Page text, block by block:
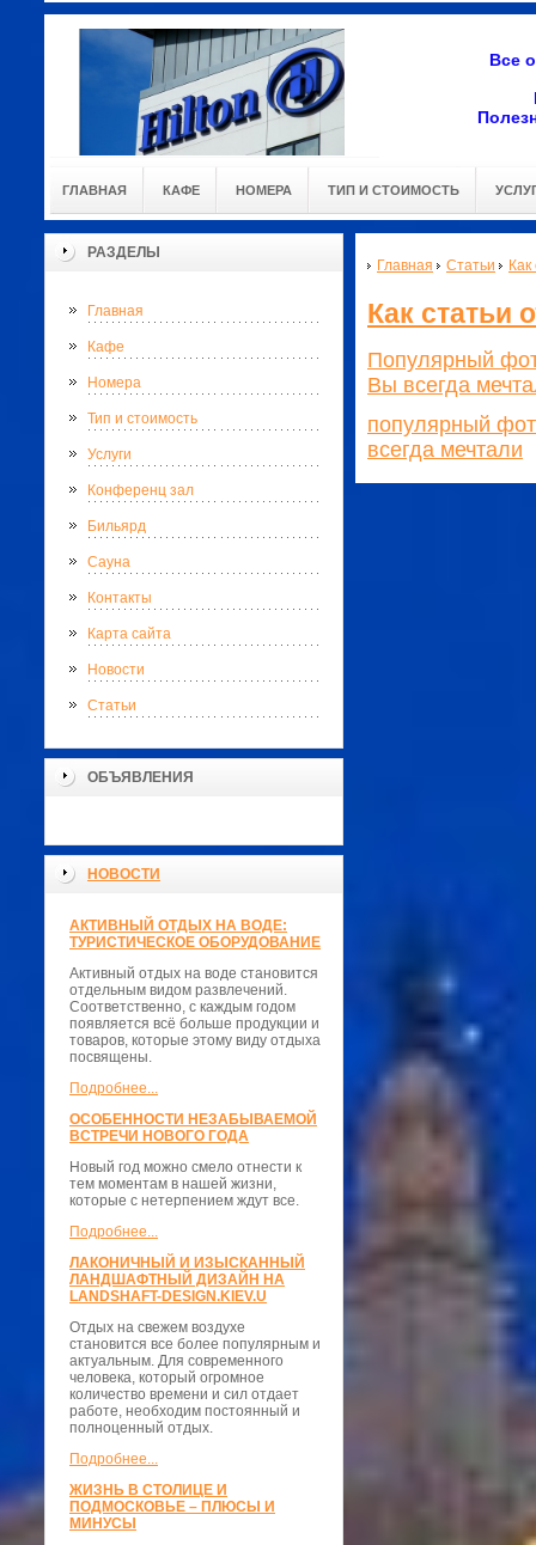
Все
ГЛАВНАЯ КАФЕ НОМЕРА ТИП И СТОИМОСТЬ
РАЗДЕЛЫ
Главная
Кафе
Номера
Тип и стоимость
Услуги
Конференц зал
Бильярд
Сауна
Контакты
Карта сайта
Новости
Статьи
ОБЪЯВЛЕНИЯ
НОВОСТИ
АКТИВНЫЙ ОТДЫХ НА ВОДЕ:
ТУРИСТИЧЕСКОЕ ОБОРУДОВАНИЕ
Активный отдых на воде становится
отдельным видом развлечений.
Соответственно, с каждым годом
появляется всё больше продукции и
товаров, которые этому виду отдыха
посвящены.
Подробнее...
ОСОБЕННОСТИ НЕЗАБЫВАЕМОЙ
ВСТРЕЧИ НОВОГО ГОДА
Новый год можно смело отнести к
тем моментам в нашей жизни,
которые с нетерпением ждут все.
Подробнее...
ЛАКОНИЧНЫЙ И ИЗЫСКАННЫЙ
ЛАНДШАФТНЫЙ ДИЗАЙН НА
LANDSHAFT-DESIGN.KIEV.U
Отдых на свежем воздухе
становится все более популярным и
актуальным. Для современного
человека, который огромное
количество времени и сил отдает
работе, необходим постоянный и
полноценный отдых.
Подробнее...
ЖИЗНЬ В СТОЛИЦЕ И
ПОДМОСКОВЬЕ – ПЛЮСЫ И
МИНУСЫ
Главная Статьи
Как статьи
Популярный
Вы всегда
популярный
всегда мечтали